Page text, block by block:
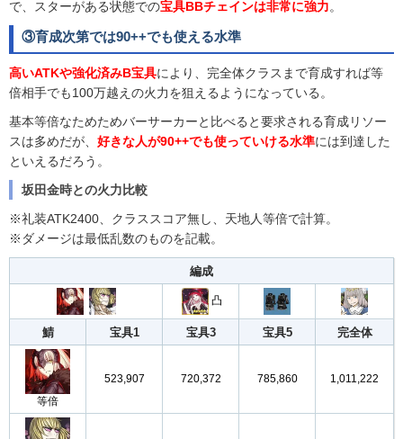
で、スターがある状態での宝具BBチェインは非常に強力。
③育成次第では90++でも使える水準
高いATKや強化済みB宝具により、完全体クラスまで育成すれば等
倍相手でも100万越えの火力を狙えるようになっている。
基本等倍なためためバーサーカーと比べると要求される育成リソー
スは多めだが、 好きな人が90++でも使っていける水準には到達した
といえるだろう。
坂田金時との火力比較
※礼装ATK2400、クラススコア無し、天地人等倍で計算。
※ダメージは最低乱数のものを記載。
編成
凸
鯖 宝具1 宝具3 宝具5 完全体
等倍
523,907 720,372 785,860 1,011,222